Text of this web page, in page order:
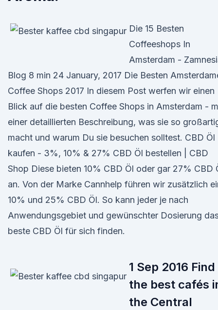
Die 15 Besten
Coffeeshops In
Amsterdam -
Blog 8 min 24 January, 2017 Die Besten
Coffee Shops 2017 In diesem Post werfen wir einen
Blick auf die besten Coffee Shops in Amsterdam -
einer detaillierten Beschreibung, was sie so
macht und warum Du sie besuchen solltest. CBD Öl
kaufen - 3%, 10% & 27% CBD Öl bestellen | CBD
Shop Diese bieten 10% CBD Öl oder gar 27% CBD
an. Von der Marke Cannhelp führen wir zusätzlich
10% und 25% CBD Öl. So kann jeder je nach
Anwendungsgebiet und gewünschter Dosierung
beste CBD Öl für sich finden.
1 Sep 2016 Find
the best cafés
the Central